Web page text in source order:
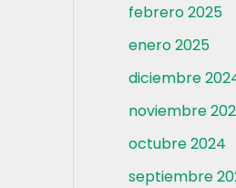
febrero 2025
enero 2025
diciembre
noviembre
octubre 2024
septiembre